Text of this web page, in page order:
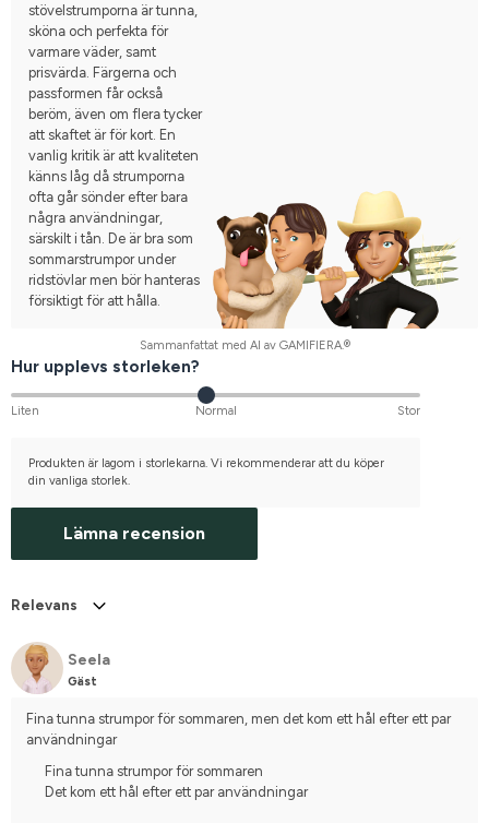
stövelstrumporna är tunna,
sköna och perfekta för
varmare väder, samt
prisvärda. Färgerna och
passformen får också
beröm, även om flera tycker
att skaftet är för kort. En
vanlig kritik är att kvaliteten
känns låg då strumporna
ofta går sönder efter bara
några användningar,
särskilt i tån. De är bra som
sommarstrumpor under
ridstövlar men bör hanteras
försiktigt för att hålla.
Sammanfattat med AI av GAMIFIERA.®
Hur upplevs storleken?
Liten Normal Stor
Produkten är lagom i storlekarna. Vi rekommenderar att du köper
din vanliga storlek.
Lämna recension
Relevans
Seela
Gäst
Fina tunna strumpor för sommaren, men det kom ett hål efter ett par
användningar
Fina tunna strumpor för sommaren
Det kom ett hål efter ett par användningar